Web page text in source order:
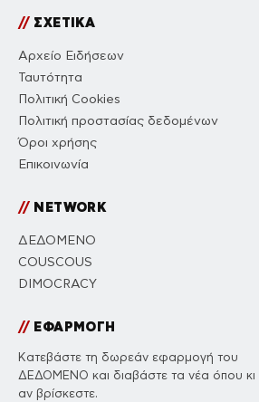
//ΣΧΕΤΙΚΑ
Αρχείο Ειδήσεων
Ταυτότητα
Πολιτική Cookies
Πολιτική προστασίας δεδομένων
Όροι χρήσης
Επικοινωνία
//NETWORK
ΔΕΔΟΜΕΝΟ
COUSCOUS
DIMOCRACY
//ΕΦΑΡΜΟΓΗ
Κατεβάστε τη δωρεάν εφαρμογή του
ΔΕΔΟΜΕΝΟ και διαβάστε τα νέα όπου κι
αν βρίσκεστε.